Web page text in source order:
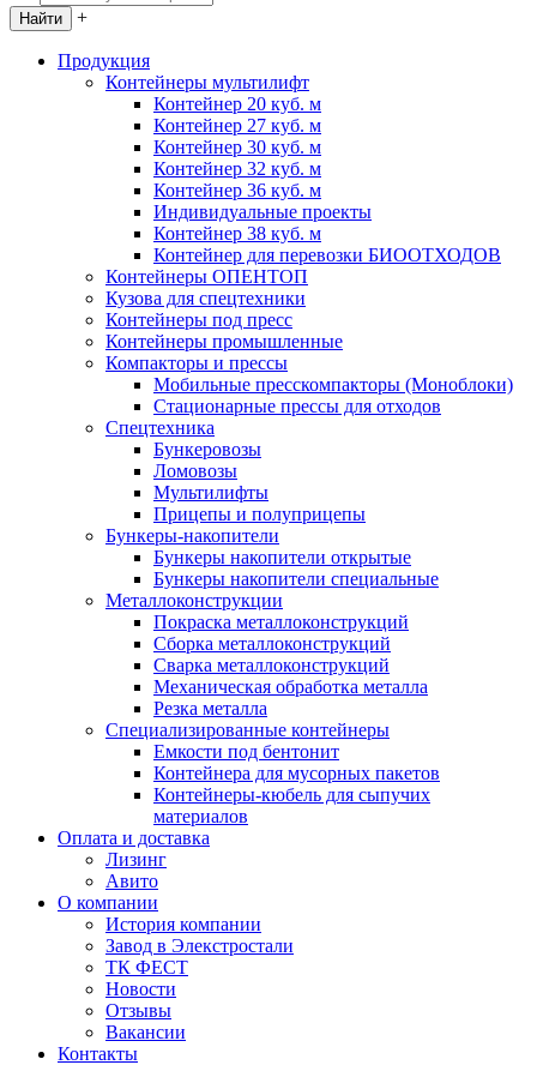
+
Продукция
Контейнеры мультилифт
Контейнер 20 куб. м
Контейнер 27 куб. м
Контейнер 30 куб. м
Контейнер 32 куб. м
Контейнер 36 куб. м
Индивидуальные проекты
Контейнер 38 куб. м
Контейнер для перевозки БИООТХОДОВ
Контейнеры ОПЕНТОП
Кузова для спецтехники
Контейнеры под пресс
Контейнеры промышленные
Компакторы и прессы
Мобильные пресскомпакторы (Моноблоки)
Стационарные прессы для отходов
Спецтехника
Бункеровозы
Ломовозы
Мультилифты
Прицепы и полуприцепы
Бункеры-накопители
Бункеры накопители открытые
Бункеры накопители специальные
Металлоконструкции
Покраска металлоконструкций
Сборка металлоконструкций
Сварка металлоконструкций
Механическая обработка металла
Резка металла
Специализированные контейнеры
Емкости под бентонит
Контейнера для мусорных пакетов
Контейнеры-кюбель для сыпучих
материалов
Оплата и доставка
Лизинг
Авито
О компании
История компании
Завод в Элекстростали
ТК ФЕСТ
Новости
Отзывы
Вакансии
Контакты